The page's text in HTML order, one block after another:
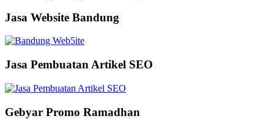
Jasa Website Bandung
Jasa Pembuatan Artikel SEO
Gebyar Promo Ramadhan